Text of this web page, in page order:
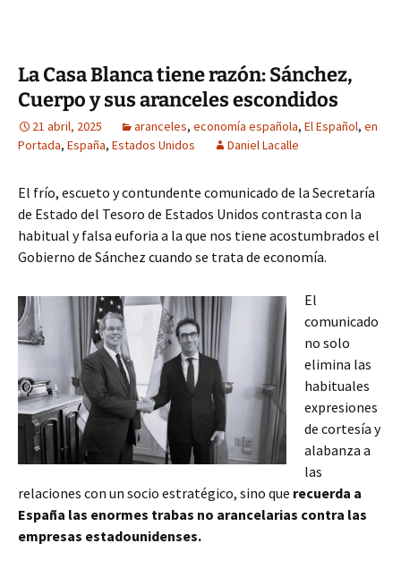
La Casa Blanca tiene razón: Sánchez,
Cuerpo y sus aranceles escondidos
21 abril, 2025 aranceles, economía española, El Español, en
Portada, España, Estados Unidos Daniel Lacalle
El frío, escueto y contundente comunicado de la Secretaría
de Estado del Tesoro de Estados Unidos contrasta con la
habitual y falsa euforia a la que nos tiene acostumbrados el
Gobierno de Sánchez cuando se trata de economía.
El
comunicado
no solo
elimina las
habituales
expresiones
de cortesía y
alabanza a
las
relaciones con un socio estratégico, sino que recuerda a
España las enormes trabas no arancelarias contra las
empresas estadounidenses.